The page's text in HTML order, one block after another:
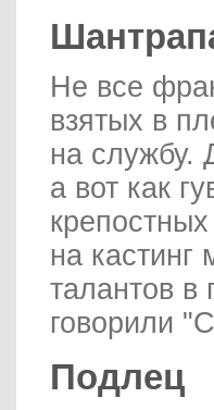
Не все
взятых в
на службу.
а вот как
на кастинг
талантов в
говорили
Подлец